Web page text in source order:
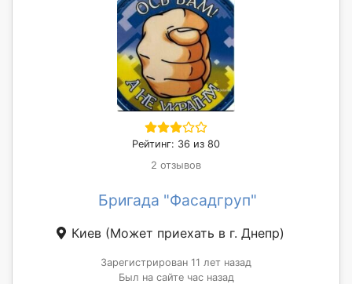
Рейтинг: 36 из 80
2 отзывов
Бригада "Фасадгруп"
Киев (Может приехать в г. Днепр)
Зарегистрирован 11 лет назад
Был на сайте час назад